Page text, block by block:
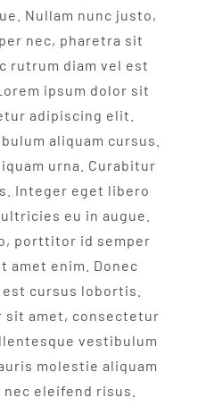
Nullam nunc justo,
nec, pharetra sit
rutrum diam vel est
ipsum dolor sit
adipiscing elit.
aliquam cursus.
urna. Curabitur
Integer eget libero
eu in augue.
porttitor id semper
amet enim. Donec
cursus lobortis.
sit amet, consectetur
vestibulum
molestie aliquam
eleifend risus.